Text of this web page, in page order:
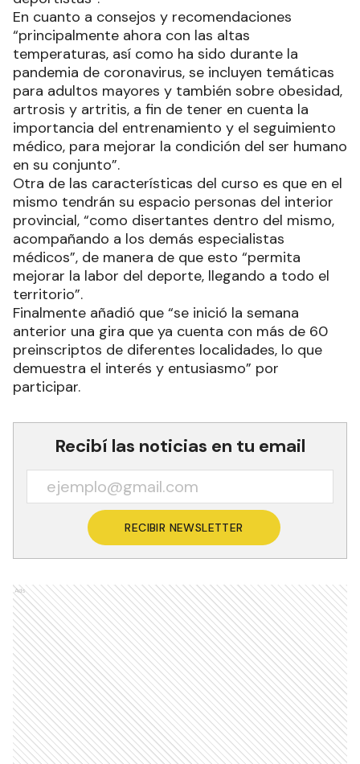
En cuanto a consejos y recomendaciones
“principalmente ahora con las altas
temperaturas, así como ha sido durante la
pandemia de coronavirus, se incluyen temáticas
para adultos mayores y también sobre obesidad,
artrosis y artritis, a fin de tener en cuenta la
importancia del entrenamiento y el seguimiento
médico, para mejorar la condición del ser humano
en su conjunto”.
Otra de las características del curso es que en el
mismo tendrán su espacio personas del interior
provincial, “como disertantes dentro del mismo,
acompañando a los demás especialistas
médicos”, de manera de que esto “permita
mejorar la labor del deporte, llegando a todo el
territorio”.
Finalmente añadió que “se inició la semana
anterior una gira que ya cuenta con más de 60
preinscriptos de diferentes localidades, lo que
demuestra el interés y entusiasmo” por
participar.
Recibí las noticias en tu email
RECIBIR NEWSLETTER
Ads